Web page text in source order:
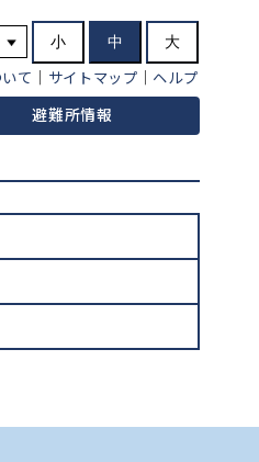
小 中 大
て サイトマップ ヘルプ
避難所情報